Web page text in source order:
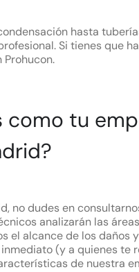
hasta
Si tienes que
como tu
no dudes en
analizarán las
el alcance de los daños
(y a quienes te
de nuestra